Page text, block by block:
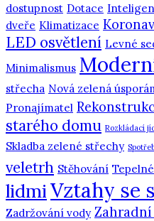
dostupnost Dotace
dveře Klimatizace
LED osvětlení Levné
Minimalismus
střecha Nová zelená
Pronajímatel
starého domu Rozkládací
Skladba zelené střechy
veletrh Stěhování
lidmiVztahy se
Zadržování vody